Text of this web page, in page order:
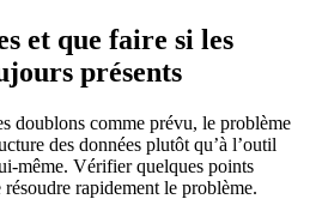
et que faire si les
présents
doublons comme prévu, le problème
des données plutôt qu’à l’outil
même. Vérifier quelques points
rapidement le problème.